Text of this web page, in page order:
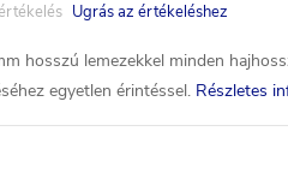
Ugrás az értékeléshez
hosszú lemezekkel minden
egyetlen érintéssel. Részletes